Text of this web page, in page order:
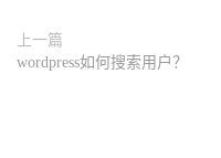
上一篇
wordpress如何搜索用户？